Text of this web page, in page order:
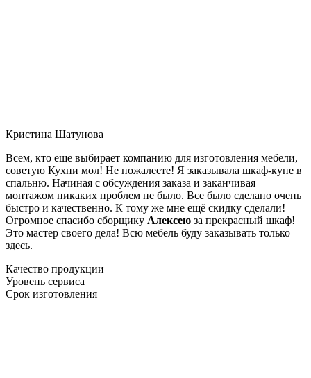
Кристина Шатунова
Всем, кто еще выбирает компанию для изготовления мебели,
советую Кухни мол! Не пожалеете! Я заказывала шкаф-купе в
спальню. Начиная с обсуждения заказа и заканчивая
монтажом никаких проблем не было. Все было сделано очень
быстро и качественно. К тому же мне ещё скидку сделали!
Огромное спасибо сборщику Алексею за прекрасный шкаф!
Это мастер своего дела! Всю мебель буду заказывать только
здесь.
Качество продукции
Уровень сервиса
Срок изготовления